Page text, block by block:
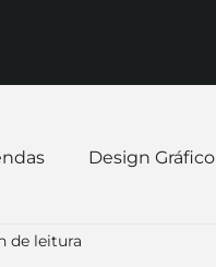
Design Gráfico
Expandir negócio
de leitura